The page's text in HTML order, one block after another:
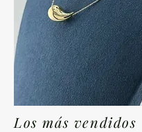
Los más vendidos